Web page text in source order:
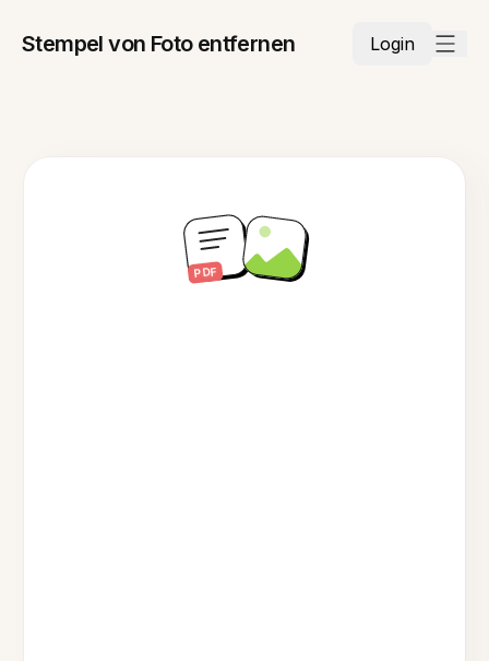
Stempel von Foto entfernen Login